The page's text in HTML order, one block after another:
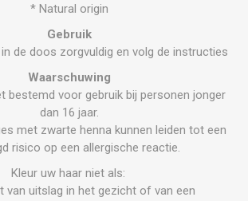
* Natural origin
Gebruik
de doos zorgvuldig en volg de instructies
Waarschuwing
bestemd voor gebruik bij personen jonger
dan 16 jaar.
met zwarte henna kunnen leiden tot een
risico op een allergische reactie.
Kleur uw haar niet als:
van uitslag in het gezicht of van een